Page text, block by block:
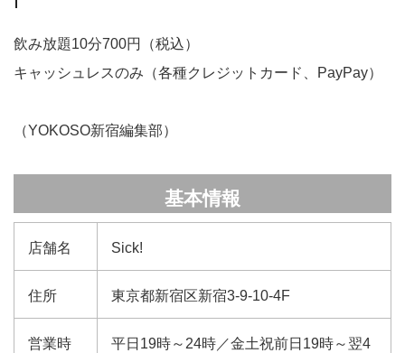
飲み放題10分700円（税込）
キャッシュレスのみ（各種クレジットカード、PayPay）
（YOKOSO新宿編集部）
基本情報
店舗名 Sick!
住所 東京都新宿区新宿3-9-10-4F
営業時 平日19時～24時／金土祝前日19時～翌4